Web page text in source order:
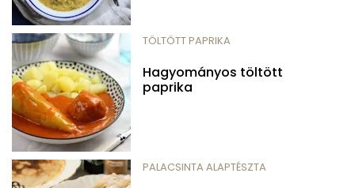
TÖLTÖTT PAPRIKA
Hagyományos töltött
paprika
PALACSINTA ALAPTÉSZTA